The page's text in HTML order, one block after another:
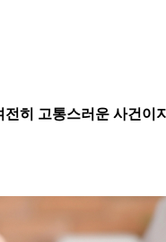
히 고통스러운 사건